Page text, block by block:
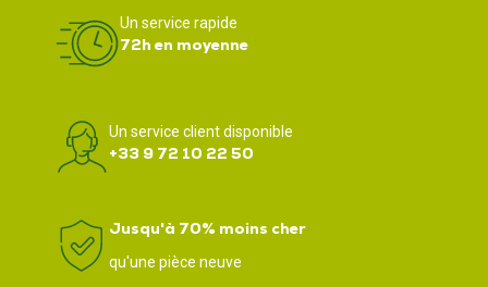
Un service rapide
72h en moyenne
Un service client disponible
+33 9 72 10 22 50
Jusqu'à 70% moins cher
qu'une pièce neuve